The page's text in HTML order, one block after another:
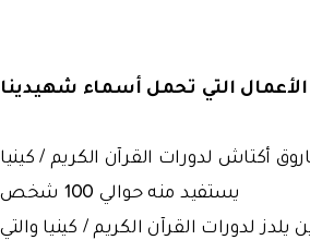
الأعمال التي تحمل أسماء شهيدينا
أكتاش لدورات القرآن الكريم / كينيا
يستفيد منه حوالي 100 شخص
لدورات القرآن الكريم / كينيا والتي